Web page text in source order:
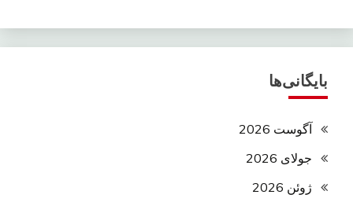
بایگانی‌ها
آگوست 2026
جولای 2026
ژوئن 2026